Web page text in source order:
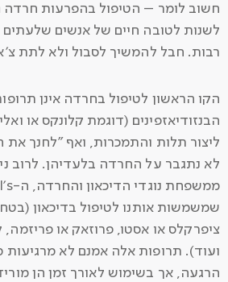
חשוב לומר – הטיפול בהפרעות חרדה
לשנות לטובה חיים של אנשים
רבות. חבל להמשיך לסבול ולא לתת
הקו הראשון לטיפול בחרדה אינן
הבנזודיאזפינים (דוגמת קלונקס או
ליצור תלות והתמכרות, ואף "לחנך את
לא נתגבר על החרדה בלעדיהן. לרוב
שמשמשות אותנו לטיפול בדיכאון
ציפרקלס או אסטו, פרוזאק או פריזמה,
ועוד). תרופות אלה אמנם לא מרגיעות
הרגעה, אך בשימוש לאורך זמן הן